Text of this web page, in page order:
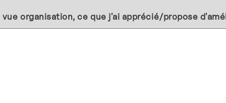
vue organisation, ce que j'ai apprécié/propose